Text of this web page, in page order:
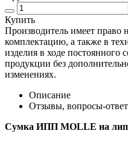
Купить
Производитель имеет право
комплектацию, а также в
изделия в ходе постоянного
продукции без
изменениях.
Описание
Отзывы, вопросы-
Сумка ИПП MOLLE на